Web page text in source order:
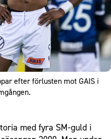
efter förlusten mot GAIS i
med fyra SM-guld i